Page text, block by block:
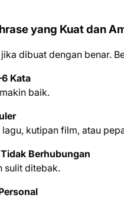
yang Kuat dan
dibuat dengan benar.
Kata
baik.
kutipan film, atau
Berhubungan
sulit ditebak.